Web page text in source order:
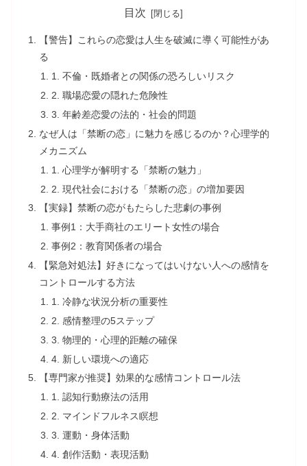
目次
【警告】これらの恋愛は人生を破滅に導く可能性があ
る
1. 不倫・既婚者との関係の恐ろしいリスク
2. 職場恋愛の隠れた危険性
3. 年齢差恋愛の法的・社会的問題
なぜ人は「禁断の恋」に魅力を感じるのか？心理学的
メカニズム
1. 心理学が解明する「禁断の魅力」
2. 現代社会における「禁断の恋」の増加要因
【実録】禁断の恋がもたらした悲劇の事例
事例1：大手商社のエリート女性の場合
事例2：教育関係者の場合
【緊急対処法】好きになってはいけない人への感情を
コントロールする方法
1. 冷静な状況分析の重要性
2. 感情整理の5ステップ
3. 物理的・心理的距離の確保
4. 新しい環境への適応
【専門家が推奨】効果的な感情コントロール法
1. 認知行動療法の活用
2. マインドフルネス瞑想
3. 運動・身体活動
4. 創作活動・表現活動